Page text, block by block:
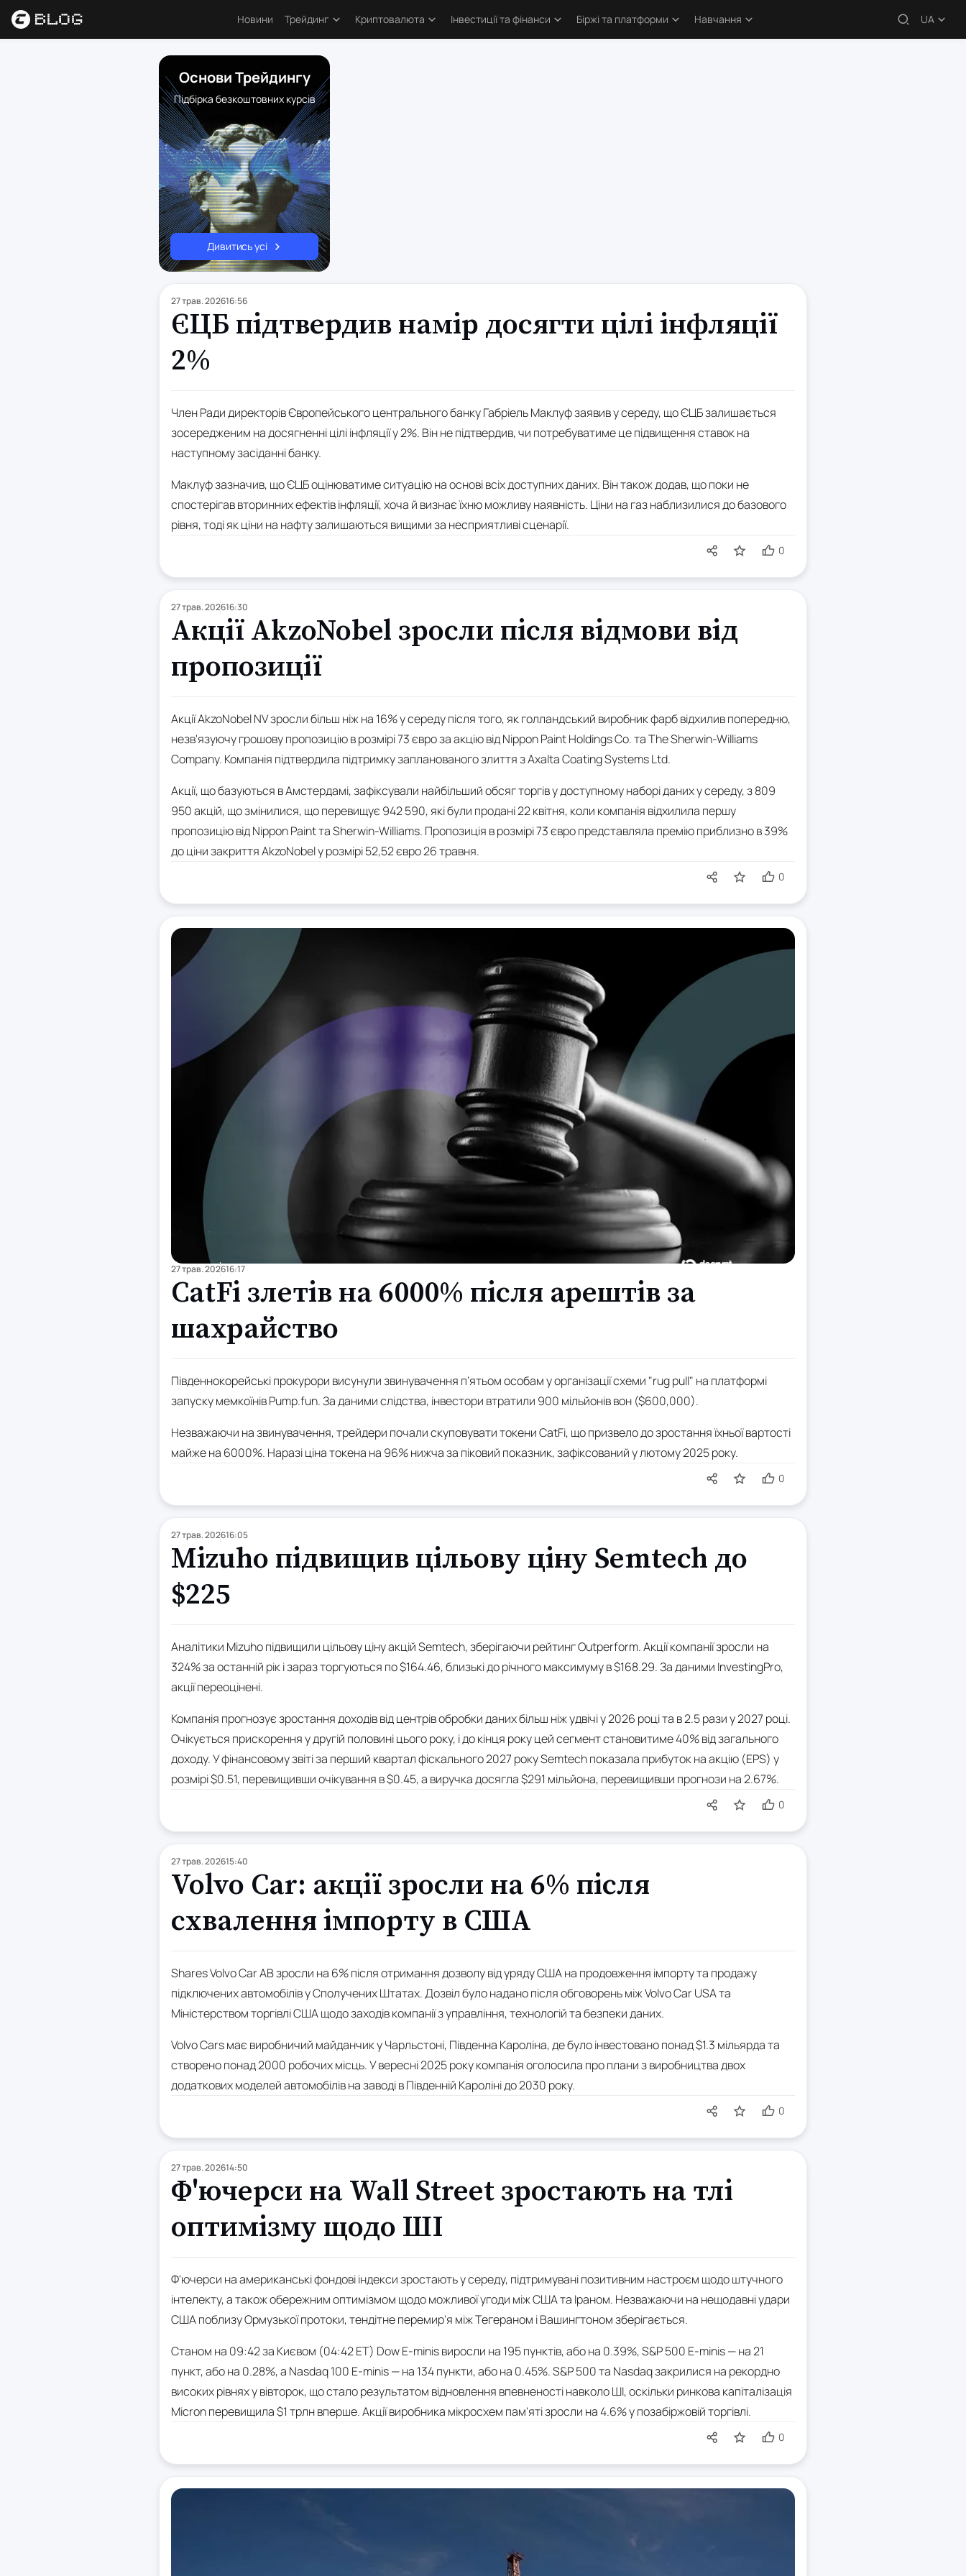
Новини Трейдинг
Аналітика
Основи трейдингу
Психологія трейдинга
Торгові стратегії
Індикатори
Ресурси
Криптовалюта Інвестиції та фінанси Біржі та платформи Навчання UA
Основи Трейдингу
Підбірка безкоштовних курсів
Дивитись усі
27 трав. 202616:56
ЄЦБ підтвердив намір досягти цілі інфляції
2%
Член Ради директорів Європейського центрального банку Габріель Маклуф заявив у середу, що ЄЦБ залишається
зосередженим на досягненні цілі інфляції у 2%. Він не підтвердив, чи потребуватиме це підвищення ставок на
наступному засіданні банку.
Маклуф зазначив, що ЄЦБ оцінюватиме ситуацію на основі всіх доступних даних. Він також додав, що поки не
спостерігав вторинних ефектів інфляції, хоча й визнає їхню можливу наявність. Ціни на газ наблизилися до базового
рівня, тоді як ціни на нафту залишаються вищими за несприятливі сценарії.
0
27 трав. 202616:30
Акції AkzoNobel зросли після відмови від
пропозиції
Акції AkzoNobel NV зросли більш ніж на 16% у середу після того, як голландський виробник фарб відхилив попередню,
незв'язуючу грошову пропозицію в розмірі 73 євро за акцію від Nippon Paint Holdings Co. та The Sherwin-Williams
Company. Компанія підтвердила підтримку запланованого злиття з Axalta Coating Systems Ltd.
Акції, що базуються в Амстердамі, зафіксували найбільший обсяг торгів у доступному наборі даних у середу, з 809
950 акцій, що змінилися, що перевищує 942 590, які були продані 22 квітня, коли компанія відхилила першу
пропозицію від Nippon Paint та Sherwin-Williams. Пропозиція в розмірі 73 євро представляла премію приблизно в 39%
до ціни закриття AkzoNobel у розмірі 52,52 євро 26 травня.
0
27 трав. 202616:17
CatFi злетів на 6000% після арештів за
шахрайство
Південнокорейські прокурори висунули звинувачення п’ятьом особам у організації схеми "rug pull" на платформі
запуску мемкоїнів Pump.fun. За даними слідства, інвестори втратили 900 мільйонів вон ($600,000).
Незважаючи на звинувачення, трейдери почали скуповувати токени CatFi, що призвело до зростання їхньої вартості
майже на 6000%. Наразі ціна токена на 96% нижча за піковий показник, зафіксований у лютому 2025 року.
0
27 трав. 202616:05
Mizuho підвищив цільову ціну Semtech до
$225
Аналітики Mizuho підвищили цільову ціну акцій Semtech, зберігаючи рейтинг Outperform. Акції компанії зросли на
324% за останній рік і зараз торгуються по $164.46, близькі до річного максимуму в $168.29. За даними InvestingPro,
акції переоцінені.
Компанія прогнозує зростання доходів від центрів обробки даних більш ніж удвічі у 2026 році та в 2.5 рази у 2027 році.
Очікується прискорення у другій половині цього року, і до кінця року цей сегмент становитиме 40% від загального
доходу. У фінансовому звіті за перший квартал фіскального 2027 року Semtech показала прибуток на акцію (EPS) у
розмірі $0.51, перевищивши очікування в $0.45, а виручка досягла $291 мільйона, перевищивши прогнози на 2.67%.
0
27 трав. 202615:40
Volvo Car: акції зросли на 6% після
схвалення імпорту в США
Shares Volvo Car AB зросли на 6% після отримання дозволу від уряду США на продовження імпорту та продажу
підключених автомобілів у Сполучених Штатах. Дозвіл було надано після обговорень між Volvo Car USA та
Міністерством торгівлі США щодо заходів компанії з управління, технологій та безпеки даних.
Volvo Cars має виробничий майданчик у Чарльстоні, Південна Кароліна, де було інвестовано понад $1.3 мільярда та
створено понад 2000 робочих місць. У вересні 2025 року компанія оголосила про плани з виробництва двох
додаткових моделей автомобілів на заводі в Південній Кароліні до 2030 року.
0
27 трав. 202614:50
Ф'ючерси на Wall Street зростають на тлі
оптимізму щодо ШІ
Ф'ючерси на американські фондові індекси зростають у середу, підтримувані позитивним настроєм щодо штучного
інтелекту, а також обережним оптимізмом щодо можливої угоди між США та Іраном. Незважаючи на нещодавні удари
США поблизу Ормузької протоки, тендітне перемир'я між Тегераном і Вашингтоном зберігається.
Станом на 09:42 за Києвом (04:42 ET) Dow E-minis виросли на 195 пунктів, або на 0.39%, S&P 500 E-minis — на 21
пункт, або на 0.28%, а Nasdaq 100 E-minis — на 134 пункти, або на 0.45%. S&P 500 та Nasdaq закрилися на рекордно
високих рівнях у вівторок, що стало результатом відновлення впевненості навколо ШІ, оскільки ринкова капіталізація
Micron перевищила $1 трлн вперше. Акції виробника мікросхем пам'яті зросли на 4.6% у позабіржовій торгівлі.
0